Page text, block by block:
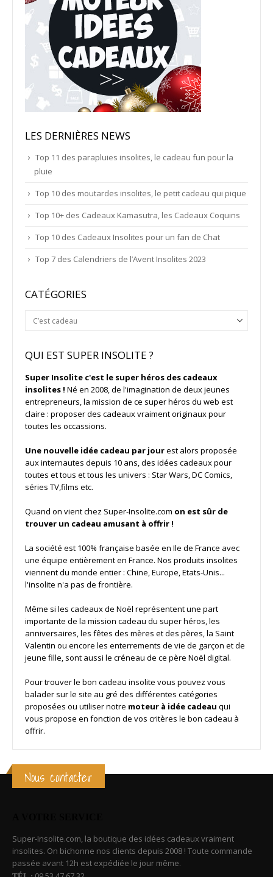
LES DERNIÈRES NEWS
Top 11 des parapluies insolites, le cadeau fun pour la
pluie
Top 10 des moutardes insolites, le petit cadeau qui pique
Top 10+ des Cadeaux Kamasutra, les Cadeaux Coquins
Top 10 des Cadeaux Insolites pour un fan de Chat
Top 7 des Calendriers de l’Avent Insolites 2023
CATÉGORIES
Catégories
QUI EST SUPER INSOLITE ?
Super Insolite c'est le super héros des cadeaux
insolites ! Né en 2008, de l'imagination de deux jeunes
entrepreneurs, la mission de ce super héros du web est
claire : proposer des cadeaux vraiment originaux pour
toutes les occassions.
Une nouvelle idée cadeau par jourest alors proposée
aux internautes depuis 10 ans, des idées cadeaux pour
toutes et tous et tous les univers : Star Wars, DC Comics,
séries TV,films etc.
Quand on vient chez Super-Insolite.com on est sûr de
trouver un cadeau amusant à offrir !
La société est 100% française basée en Ile de France avec
une équipe entièrement en France. Nos produits insolites
viennent du monde entier : Chine, Europe, Etats-Unis...
l'insolite n'a pas de frontière.
Même si les cadeaux de Noël représentent une part
importante de la mission cadeau du super héros, les
anniversaires, les fêtes des mères et des pères, la Saint
Valentin ou encore les enterrements de vie de garçon et de
jeune fille, sont aussi le créneau de ce père Noël digital.
Pour trouver le bon cadeau insolite vous pouvez vous
balader sur le site au gré des différentes catégories
proposées ou utiliser notre moteur à idée cadeau qui
vous propose en fonction de vos critères le bon cadeau à
offrir.
Nous contacter
Super-Insolite.com, la boutique des idées cadeaux vraiment
insolites. On bichonne nos clients depuis 2008 ! Toute commande
passée avant 12h est expédiée le jour même.